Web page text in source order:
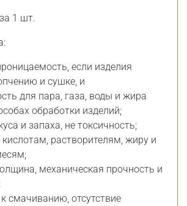
1 шт.
если изделия
и сушке, и
для пара, газа, воды и жира
обработки изделий;
и запаха, не токсичность;
кислотам, растворителям, жиру и
механическая прочность и
смачиванию, отсутствие